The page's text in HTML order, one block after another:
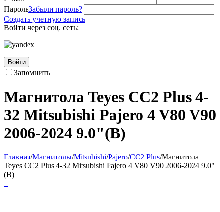
ПарольЗабыли пароль?
Создать учетную запись
Войти через соц. сеть:
Войти
Запомнить
Магнитола Teyes CC2 Plus 4-
32 Mitsubishi Pajero 4 V80 V90
2006-2024 9.0"(B)
Главная/Магнитолы/Mitsubishi/Pajero/CC2 Plus/Магнитола
Teyes CC2 Plus 4-32 Mitsubishi Pajero 4 V80 V90 2006-2024 9.0"
(B)